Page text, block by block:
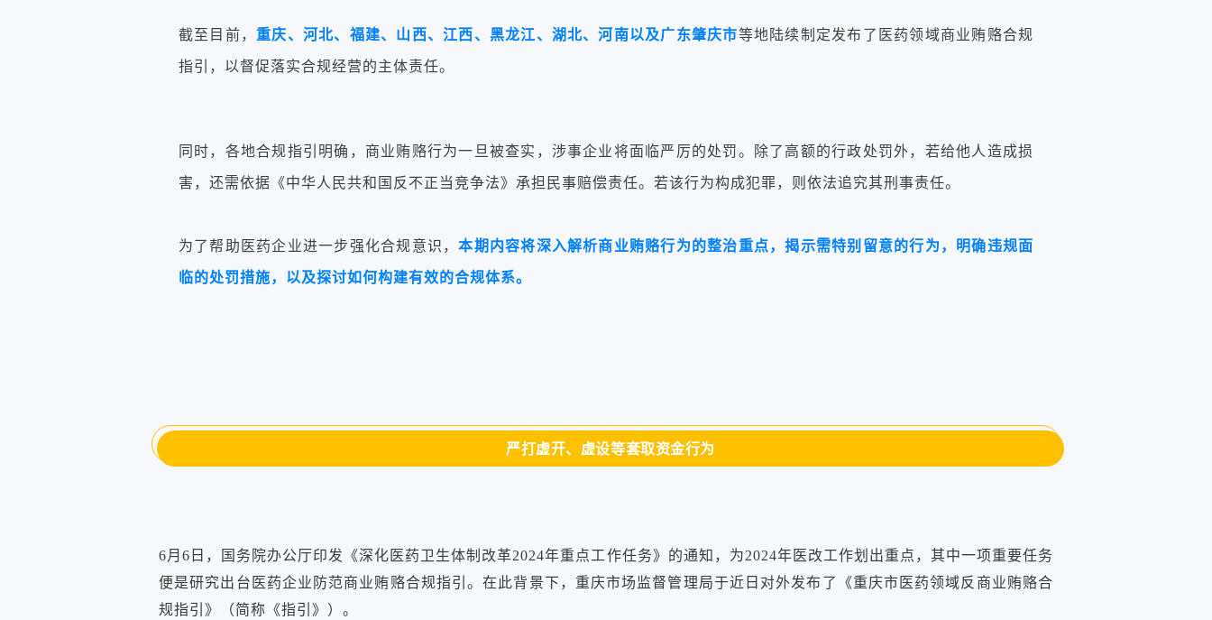
截至目前，重庆、河北、福建、山西、江西、黑龙江、湖北、河南以及广东肇庆市等地陆续制定发布了医药领域商业贿赂合规
指引，以督促落实合规经营的主体责任。
同时，各地合规指引明确，商业贿赂行为一旦被查实，涉事企业将面临严厉的处罚。除了高额的行政处罚外，若给他人造成损
害，还需依据《中华人民共和国反不正当竞争法》承担民事赔偿责任。若该行为构成犯罪，则依法追究其刑事责任。
为了帮助医药企业进一步强化合规意识，本期内容将深入解析商业贿赂行为的整治重点，揭示需特别留意的行为，明确违规面
临的处罚措施，以及探讨如何构建有效的合规体系。
严打虚开、虚设等套取资金行为
6月6日，国务院办公厅印发《深化医药卫生体制改革2024年重点工作任务》的通知，为2024年医改工作划出重点，其中一项重要任务
便是研究出台医药企业防范商业贿赂合规指引。在此背景下，重庆市场监督管理局于近日对外发布了《重庆市医药领域反商业贿赂合
规指引》（简称《指引》）。